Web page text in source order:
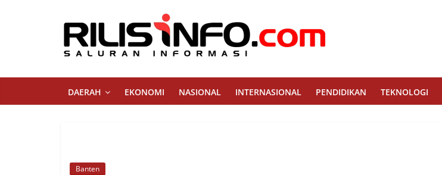
Rilis
Info
DAERAH EKONOMI NASIONAL INTERNASIONAL PENDIDIKAN TEKNOLOGI
Banten